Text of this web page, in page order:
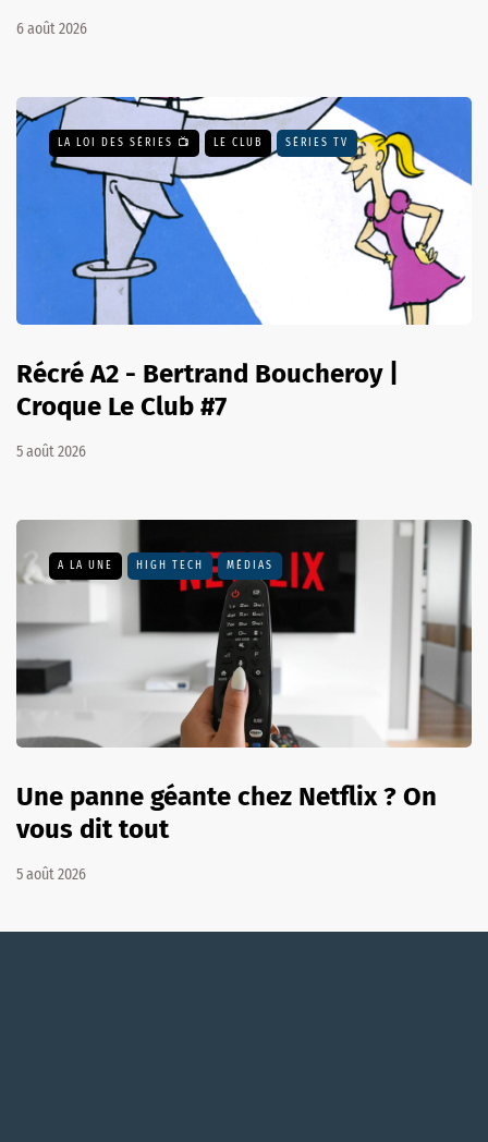
6 août 2026
LA LOI DES SÉRIES 📺 LE CLUB SÉRIES TV
Récré A2 - Bertrand Boucheroy |
Croque Le Club #7
5 août 2026
A LA UNE HIGH TECH MÉDIAS
Une panne géante chez Netflix ? On
vous dit tout
5 août 2026